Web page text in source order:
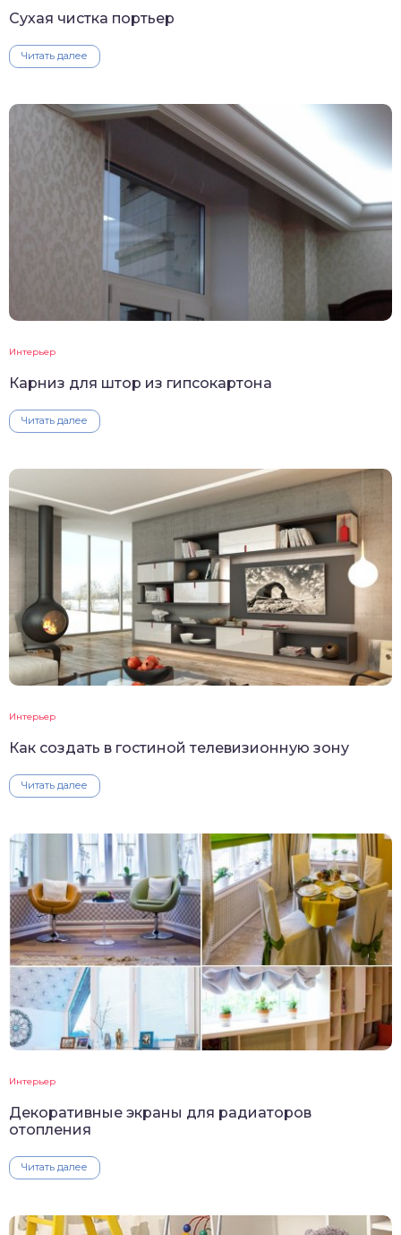
Сухая чистка портьер
Читать далее
Интерьер
Карниз для штор из гипсокартона
Читать далее
Интерьер
Как создать в гостиной телевизионную зону
Читать далее
Интерьер
Декоративные экраны для радиаторов
отопления
Читать далее